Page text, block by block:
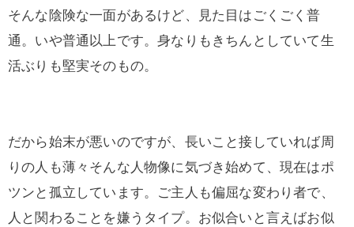
そんな陰険な一面があるけど、見た目はごくごく普
通。いや普通以上です。身なりもきちんとしていて生
活ぶりも堅実そのもの。
だから始末が悪いのですが、長いこと接していれば周
りの人も薄々そんな人物像に気づき始めて、現在はポ
ツンと孤立しています。ご主人も偏屈な変わり者で、
人と関わることを嫌うタイプ。お似合いと言えばお似